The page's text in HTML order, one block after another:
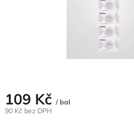
109 Kč / bal
90 Kč bez DPH